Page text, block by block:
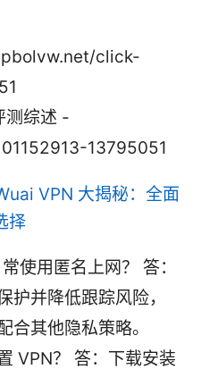
click-
测综述 -
13795051
VPN 大揭秘：全面
择
使用匿名上网？ 答：
护并降低跟踪风险，
合其他隐私策略。
VPN？ 答：下载安装